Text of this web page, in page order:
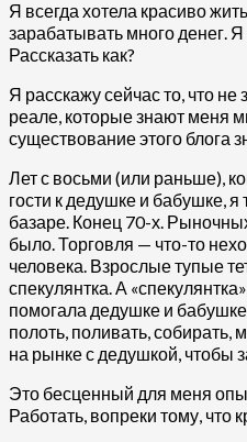
Я всегда хотела красиво
зарабатывать много денег. Я
Рассказать как?
Я расскажу сейчас то, что
реале, которые знают меня
существование этого блога
Лет с восьми (или раньше),
гости к дедушке и бабушке, я
базаре. Конец 70-х.
было. Торговля — что-то
человека. Взрослые тупые
спекулянтка. А
помогала дедушке и
полоть, поливать, собирать,
на рынке с дедушкой, чтобы
Это бесценный для меня
Работать, вопреки тому, что